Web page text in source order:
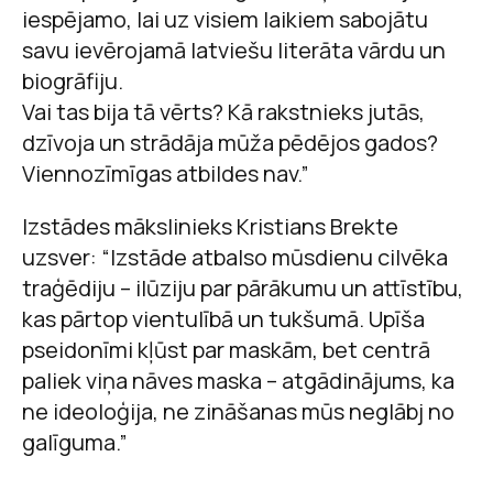
iespējamo, lai uz visiem laikiem sabojātu
savu ievērojamā latviešu literāta vārdu un
biogrāfiju.
Vai tas bija tā vērts? Kā rakstnieks jutās,
dzīvoja un strādāja mūža pēdējos gados?
Viennozīmīgas atbildes nav.”
Izstādes mākslinieks Kristians Brekte
uzsver: “Izstāde atbalso mūsdienu cilvēka
traģēdiju – ilūziju par pārākumu un attīstību,
kas pārtop vientulībā un tukšumā. Upīša
pseidonīmi kļūst par maskām, bet centrā
paliek viņa nāves maska – atgādinājums, ka
ne ideoloģija, ne zināšanas mūs neglābj no
galīguma.”